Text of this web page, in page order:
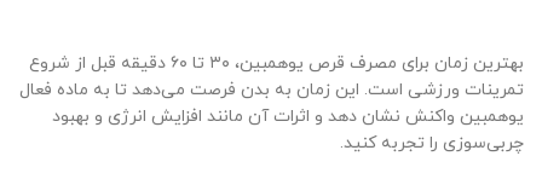
بهترین زمان برای مصرف قرص یوهمبین، ۳۰ تا ۶۰ دقیقه قبل از شروع
تمرینات ورزشی است. این زمان به بدن فرصت می‌دهد تا به ماده فعال
یوهمبین واکنش نشان دهد و اثرات آن مانند افزایش انرژی و بهبود
چربی‌سوزی را تجربه کنید.